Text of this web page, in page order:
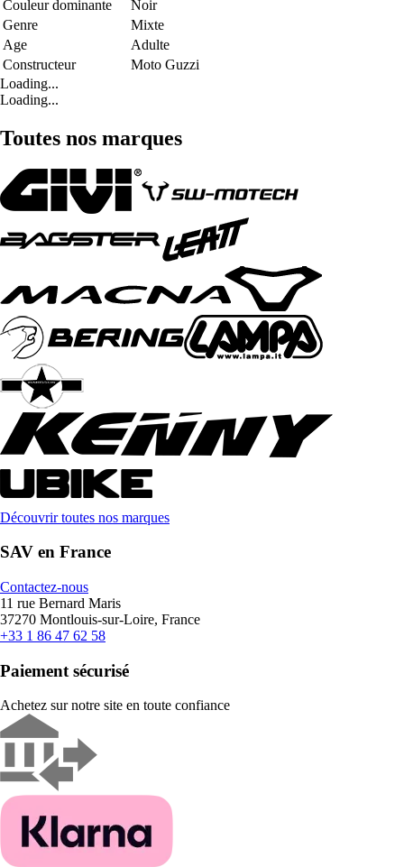
Couleur dominante
Noir
Genre
Mixte
Age
Adulte
Constructeur
Moto Guzzi
Loading...
Loading...
Toutes nos marques
Découvrir toutes nos marques
SAV en France
Contactez-nous
11 rue Bernard Maris
37270 Montlouis-sur-Loire, France
+33 1 86 47 62 58
Paiement sécurisé
Achetez sur notre site en toute confiance